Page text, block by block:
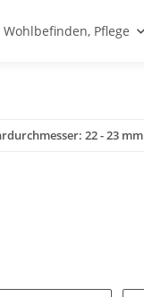
Pflege
22 - 23 mm